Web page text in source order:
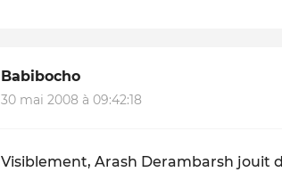
Babibocho
30 mai 2008 à 09:42:18
Visiblement, Arash Derambarsh jouit